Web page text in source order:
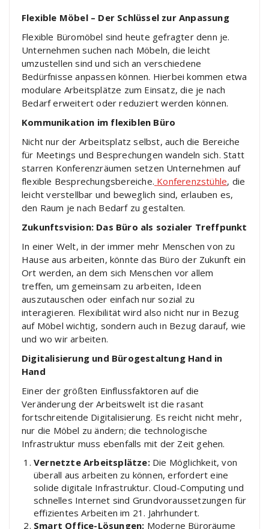
Flexible Möbel – Der Schlüssel zur Anpassung
Flexible Büromöbel sind heute gefragter denn je.
Unternehmen suchen nach Möbeln, die leicht
umzustellen sind und sich an verschiedene
Bedürfnisse anpassen können. Hierbei kommen etwa
modulare Arbeitsplätze zum Einsatz, die je nach
Bedarf erweitert oder reduziert werden können.
Kommunikation im flexiblen Büro
Nicht nur der Arbeitsplatz selbst, auch die Bereiche
für Meetings und Besprechungen wandeln sich. Statt
starren Konferenzräumen setzen Unternehmen auf
flexible Besprechungsbereiche. Konferenzstühle, die
leicht verstellbar und beweglich sind, erlauben es,
den Raum je nach Bedarf zu gestalten.
Zukunftsvision: Das Büro als sozialer Treffpunkt
In einer Welt, in der immer mehr Menschen von zu
Hause aus arbeiten, könnte das Büro der Zukunft ein
Ort werden, an dem sich Menschen vor allem
treffen, um gemeinsam zu arbeiten, Ideen
auszutauschen oder einfach nur sozial zu
interagieren. Flexibilität wird also nicht nur in Bezug
auf Möbel wichtig, sondern auch in Bezug darauf, wie
und wo wir arbeiten.
Digitalisierung und Bürogestaltung Hand in
Hand
Einer der größten Einflussfaktoren auf die
Veränderung der Arbeitswelt ist die rasant
fortschreitende Digitalisierung. Es reicht nicht mehr,
nur die Möbel zu ändern; die technologische
Infrastruktur muss ebenfalls mit der Zeit gehen.
Vernetzte Arbeitsplätze:Die Möglichkeit, von
überall aus arbeiten zu können, erfordert eine
solide digitale Infrastruktur. Cloud-Computing und
schnelles Internet sind Grundvoraussetzungen für
effizientes Arbeiten im 21. Jahrhundert.
Smart Office-Lösungen: Moderne Büroräume